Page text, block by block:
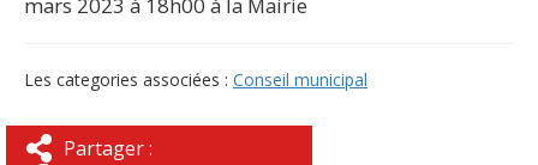
mars 2023 à 18h00 à la Mairie
Les categories associées : Conseil municipal
Partager :